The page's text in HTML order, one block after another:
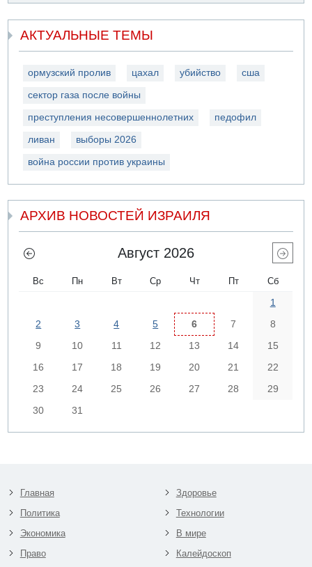
АКТУАЛЬНЫЕ ТЕМЫ
ормузский пролив цахал убийство сша
сектор газа после войны
преступления несовершеннолетних педофил
ливан выборы 2026
война россии против украины
АРХИВ НОВОСТЕЙ ИЗРАИЛЯ
Август 2026
Вс Пн Вт Ср Чт Пт Сб
1
2
3 4 5 6 7
8
9
10 11 12 13 14
15
16
17 18 19 20 21
22
23
24 25 26 27 28
29
30
31
Главная
Политика
Экономика
Право
Здоровье
Технологии
В мире
Калейдоскоп